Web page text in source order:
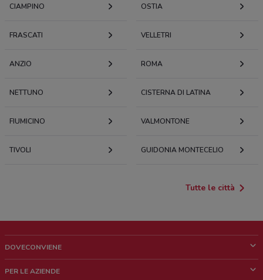
CIAMPINO OSTIA
FRASCATI VELLETRI
ANZIO ROMA
NETTUNO CISTERNA DI LATINA
FIUMICINO VALMONTONE
TIVOLI GUIDONIA MONTECELIO
Tutte le città
DOVECONVIENE
PER LE AZIENDE